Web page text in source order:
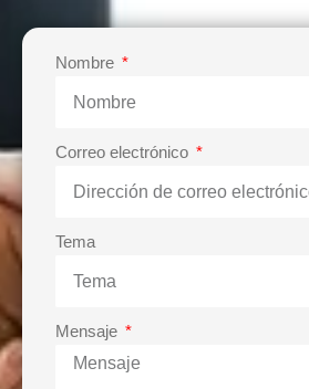
Nombre
Correo electrónico
Tema
Mensaje